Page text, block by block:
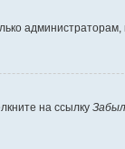
на ссылку